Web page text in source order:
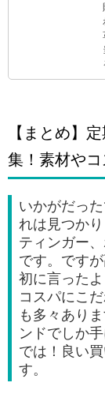
【まとめ】
集！素材やコ
いかがだっ
れは見つか
ティンガー
です。です
初に言った
コスパにこ
も多々あり
ンドでしか
では！良い
す。